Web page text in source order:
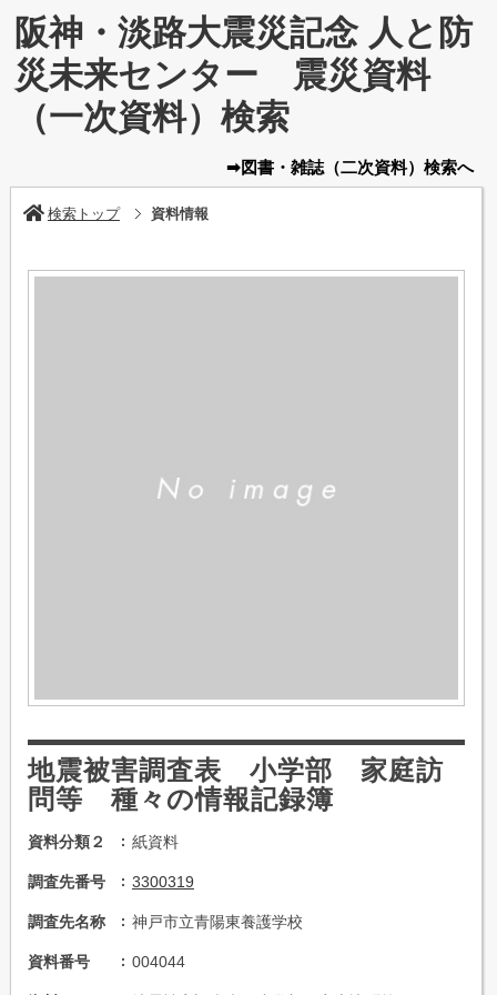
阪神・淡路大震災記念 人と防
災未来センター 震災資料
（一次資料）検索
➡図書・雑誌（二次資料） 検索へ
検索トップ 資料情報
地震被害調査表 小学部 家庭訪
問等 種々の情報記録簿
資料分類２ 紙資料
調査先番号 3300319
調査先名称 神戸市立青陽東養護学校
資料番号 004044